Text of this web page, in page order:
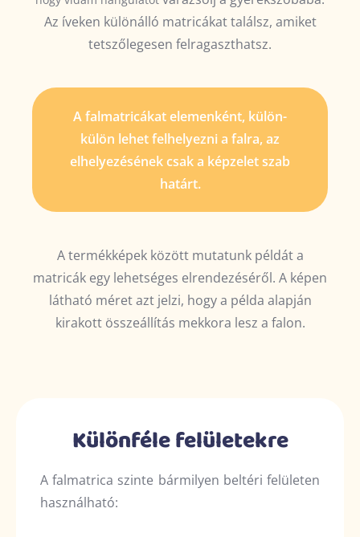
Az íveken különálló matricákat találsz, amiket
tetszőlegesen felragaszthatsz.
A falmatricákat elemenként, külön-
külön lehet felhelyezni a falra, az
elhelyezésének csak a képzelet szab
határt.
A termékképek között mutatunk példát a
matricák egy lehetséges elrendezéséről. A képen
látható méret azt jelzi, hogy a példa alapján
kirakott összeállítás mekkora lesz a falon.
Különféle felületekre
A falmatrica szinte bármilyen beltéri felületen
használható: